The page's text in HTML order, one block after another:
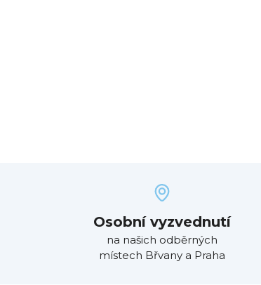
Osobní vyzvednutí
na našich odběrných
místech Břvany a Praha